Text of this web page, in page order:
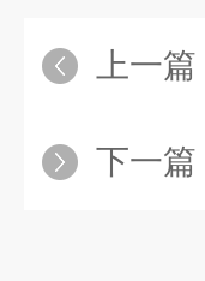
上一篇
下一篇